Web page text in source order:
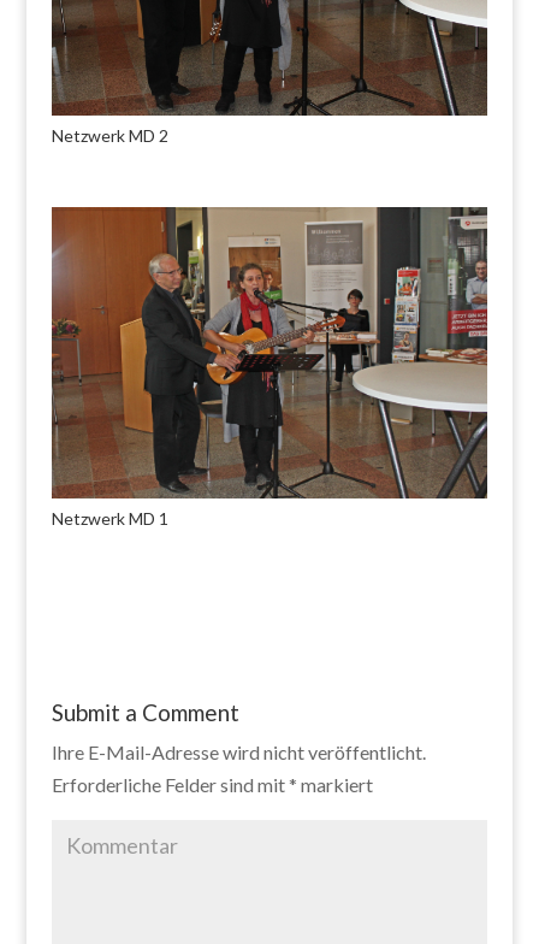
Netzwerk MD 2
Netzwerk MD 1
Submit a Comment
Ihre E-Mail-Adresse wird nicht veröffentlicht.
Erforderliche Felder sind mit* markiert